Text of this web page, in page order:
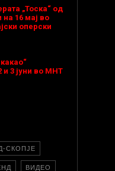
„Тоска“ од
16 мај во
оперски
и 3 јуни во МНТ
СКОПЈЕ
ВИДЕО